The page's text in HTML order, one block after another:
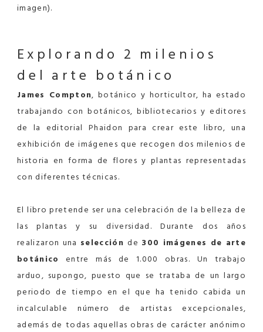
imagen).
Explorando 2 milenios
del arte botánico
James Compton, botánico y horticultor, ha estado
trabajando con botánicos, bibliotecarios y editores
de la editorial Phaidon para crear este libro, una
exhibición de imágenes que recogen dos milenios de
historia en forma de flores y plantas representadas
con diferentes técnicas.
El libro pretende ser una celebración de la belleza de
las plantas y su diversidad. Durante dos años
realizaron una selecciónde 300 imágenes de arte
botánico
entre más de 1.000 obras. Un trabajo
arduo, supongo, puesto que se trataba de un largo
periodo de tiempo en el que ha tenido cabida un
incalculable número de artistas excepcionales,
además de todas aquellas obras de carácter anónimo